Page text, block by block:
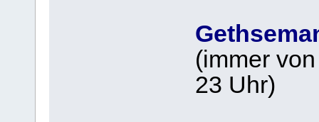
(immer
23 Uhr)